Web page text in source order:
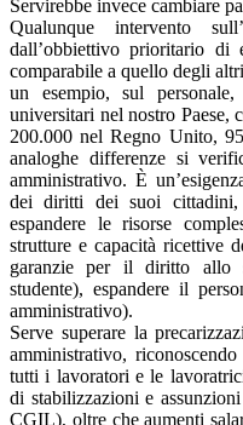
Servirebbe invece cambiare
Qualunque intervento
dall’obbiettivo prioritario di
comparabile a quello degli
un esempio, sul
universitari nel nostro Paese,
200.000 nel Regno Unito,
analoghe differenze si
amministrativo. È
dei diritti dei suoi
espandere le risorse
strutture e capacità ricettive
garanzie per il diritto allo
studente), espandere il
amministrativo).
Serve superare la
amministrativo,
tutti i lavoratori e le
di stabilizzazioni e
CGIL), oltre che aumenti